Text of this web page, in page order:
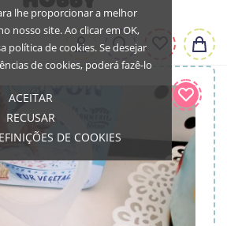
lhe proporcionar a melhor
nosso site. Ao clicar em OK,
política de cookies. Se desejar
de cookies, poderá fazê-lo
ACEITAR
RECUSAR
DE COOKIES